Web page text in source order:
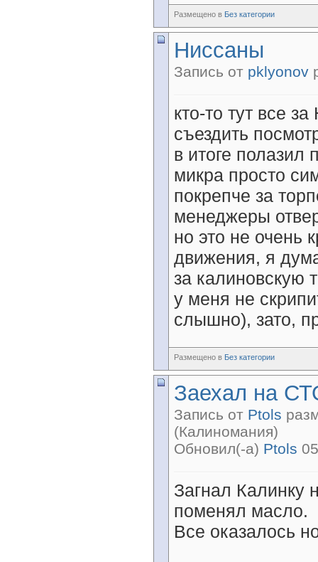
Размещено в Без категории
Ниссаны
Запись от pklyonov
кто-то тут все
съездить
в итоге полазил
микра просто
покрепче за
менеджеры
но это не очень
движения, я
за калиновскую
у меня не
слышно), зато,
Размещено в Без категории
Заехал на
Запись от Ptols
(Калиномания)
Обновил(-а) Ptols
Загнал Калинку
поменял масло.
Все оказалось